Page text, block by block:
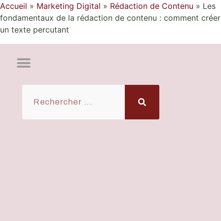
Accueil » Marketing Digital » Rédaction de Contenu » Les
fondamentaux de la rédaction de contenu : comment créer
un texte percutant